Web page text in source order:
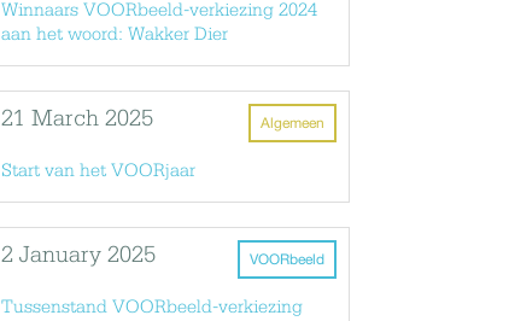
Winnaars VOORbeeld-verkiezing 2024
aan het woord: Wakker Dier
Algemeen
21 March 2025
Start van het VOORjaar
VOORbeeld
2 January 2025
Tussenstand VOORbeeld-verkiezing